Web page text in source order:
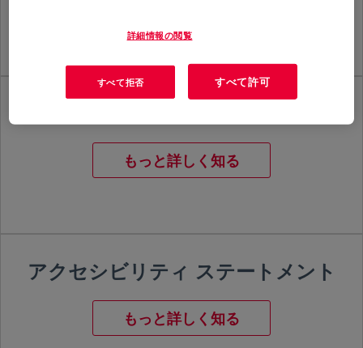
もっと詳しく知る
アクセシビリティ ステートメント
もっと詳しく知る
詳細情報の閲覧
すべて拒否 すべて許可